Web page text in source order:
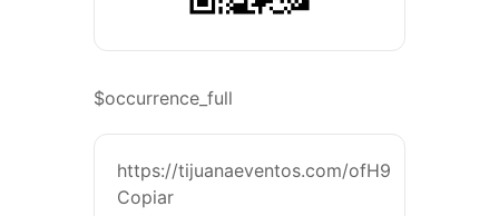
$occurrence_full
https://tijuanaeventos.com/ofH9
Copiar